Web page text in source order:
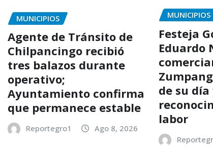
MUNICIPIOS
Agente de Tránsito de
Chilpancingo recibió
tres balazos durante
operativo;
Ayuntamiento confirma
que permanece estable
Reportegro1 Ago 8, 2026
MUNICIPIOS
Festeja
Eduardo
de su día
labor